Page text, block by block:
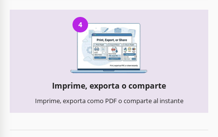
4
Imprime, exporta o comparte
Imprime, exporta como PDF o comparte al instante